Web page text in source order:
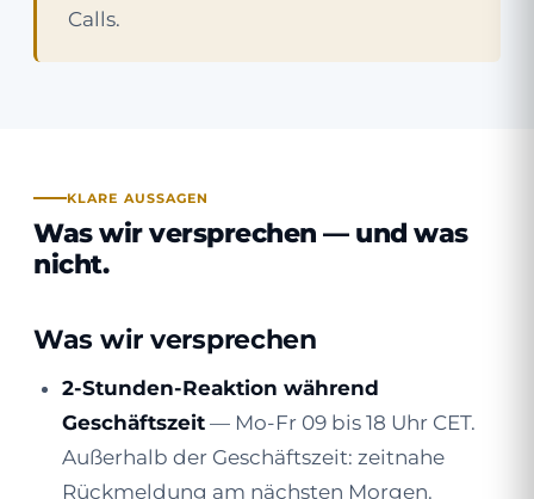
Calls.
KLARE AUSSAGEN
Was wir versprechen — und was
nicht.
Was wir versprechen
2-Stunden-Reaktion während
Geschäftszeit — Mo-Fr 09 bis 18 Uhr CET.
Außerhalb der Geschäftszeit: zeitnahe
Rückmeldung am nächsten Morgen.